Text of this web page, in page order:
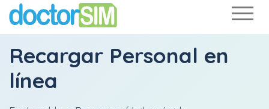
Recargar Personal en
línea